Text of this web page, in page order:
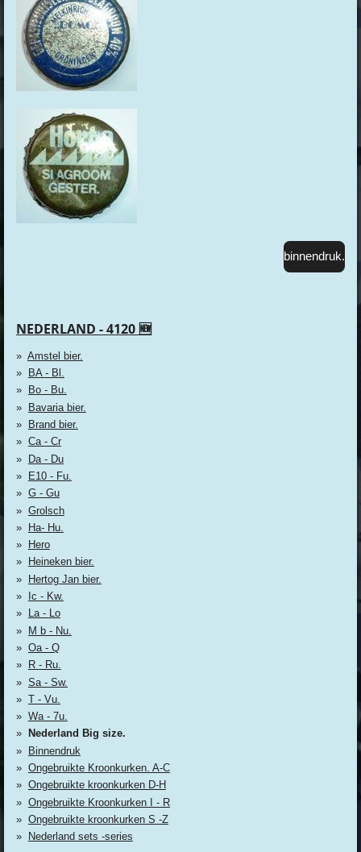
binnendruk.
NEDERLAND - 4120 🆕
Amstel bier.
BA - Bl.
Bo - Bu.
Bavaria bier.
Brand bier.
Ca - Cr
Da - Du
E10 - Fu.
G - Gu
Grolsch
Ha- Hu.
Hero
Heineken bier.
Hertog Jan bier.
Ic - Kw.
La - Lo
M b - Nu.
Oa - Q
R - Ru.
Sa - Sw.
T - Vu.
Wa - 7u.
Nederland Big size.
Binnendruk
Ongebruikte Kroonkurken. A-C
Ongebruikte kroonkurken D-H
Ongebruikte Kroonkurken I - R
Ongebruikte kroonkurken S -Z
Nederland sets -series